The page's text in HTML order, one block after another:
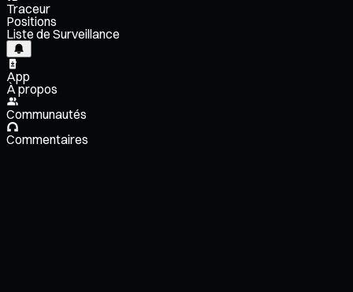
Traceur
Positions
Liste de Surveillance
App
À propos
Communautés
Commentaires